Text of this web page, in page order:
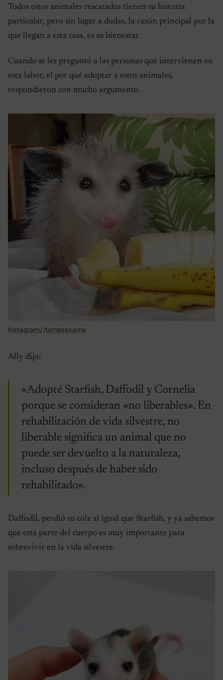
Todos estos animales rescatados tienen su historia
particular, pero sin lugar a dudas, la razón principal por la
que llegan a esta casa, es su bienestar.
Cuando se les preguntó a las personas que intervienen en
esta labor, el por qué adoptar a estos animales,
respondieron con mucho argumento.
Instagram/ itsmesesame
Ally dijo:
«Adopté Starfish, Daffodil y Cornelia
porque se consideran «no liberables». En
rehabilitación de vida silvestre, no
liberable significa un animal que no
puede ser devuelto a la naturaleza,
incluso después de haber sido
rehabilitado».
Daffodil, perdió su cola al igual que Starfish, y ya sabemos
que esta parte del cuerpo es muy importante para
sobrevivir en la vida silvestre.